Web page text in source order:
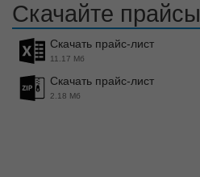
Скачайте прайсы
Скачать прайс-лист
11.17 Мб
Скачать прайс-лист
2.18 Мб